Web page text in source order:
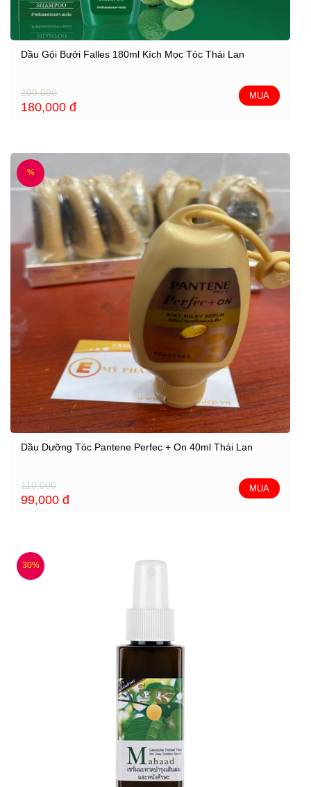
Dầu Gội Bưởi Falles 180ml Kích Mọc Tóc Thái Lan
200,000
180,000 đ
MUA
%
Dầu Dưỡng Tóc Pantene Perfec + On 40ml Thái Lan
110,000
99,000 đ
MUA
30%